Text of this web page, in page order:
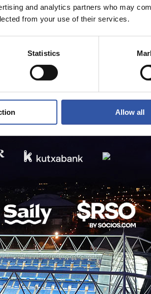
and analytics partners who may
from your use of their services.
Statistics
Allow all